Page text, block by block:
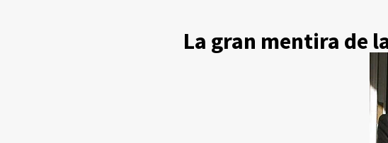
La gran mentira de